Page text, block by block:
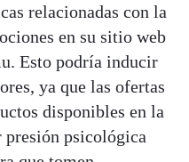
relacionadas con la
en su sitio web
Esto podría inducir
ya que las ofertas
disponibles en la
psicológica